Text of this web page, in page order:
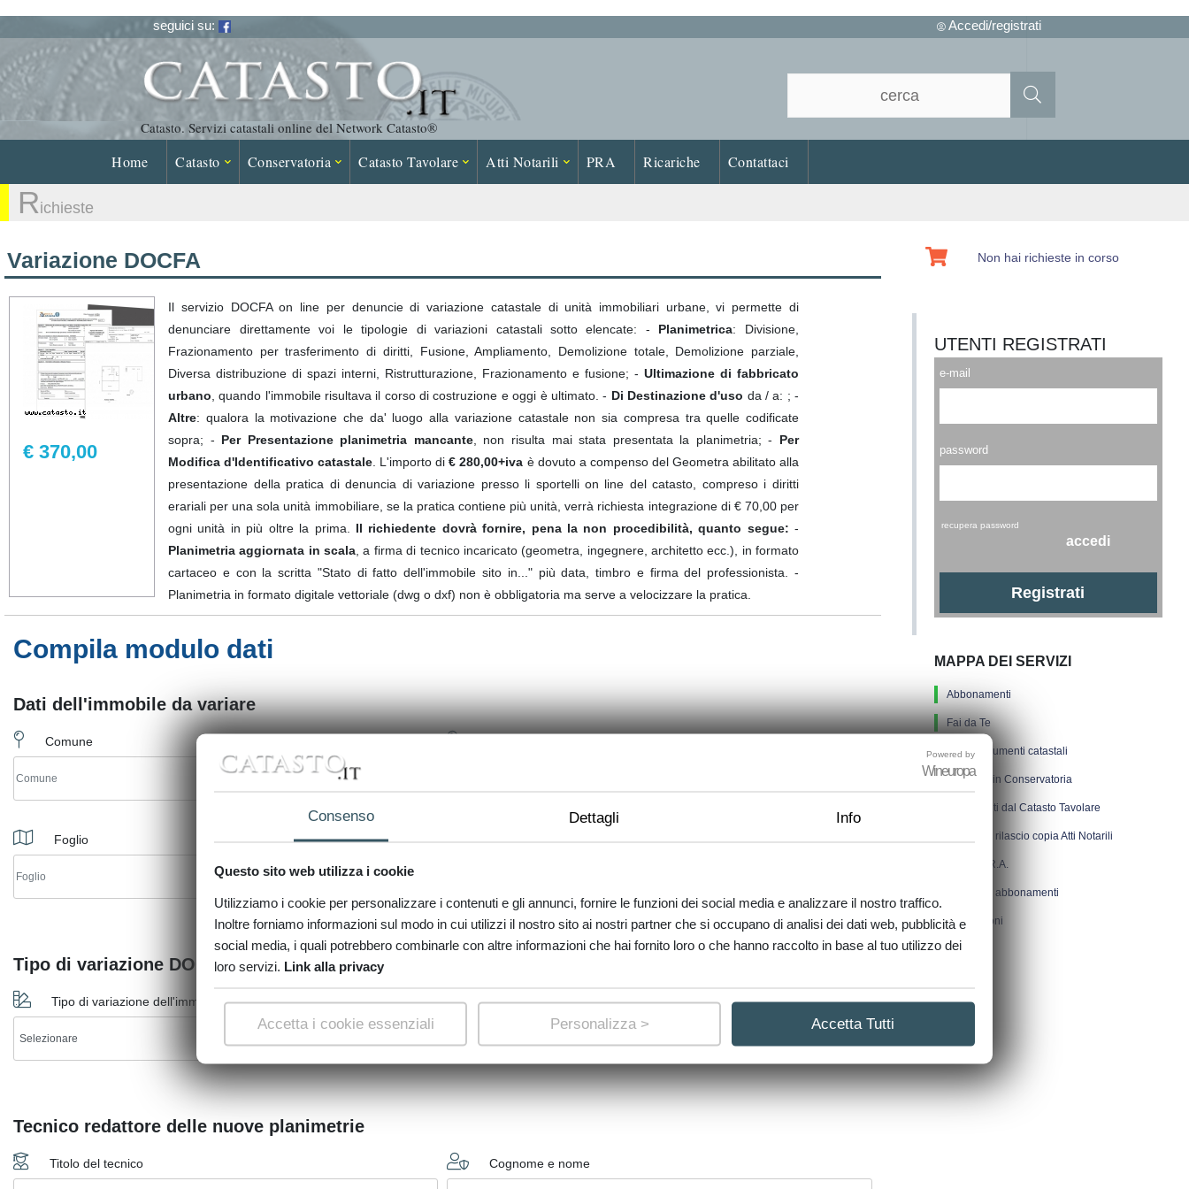
seguici su: Accedi/registrati
Catasto. Servizi catastali online del Network Catasto®
Home Catasto Conservatoria Catasto Tavolare Atti Notarili PRA Ricariche Contattaci
RIchieste
Variazione DOCFA
€ 370,00
Il servizio DOCFA on line per denuncie di variazione catastale di unità immobiliari urbane, vi permette di
denunciare direttamente voi le tipologie di variazioni catastali sotto elencate: - Planimetrica: Divisione,
Frazionamento per trasferimento di diritti, Fusione, Ampliamento, Demolizione totale, Demolizione parziale,
Diversa distribuzione di spazi interni, Ristrutturazione, Frazionamento e fusione; - Ultimazione di fabbricato
urbano , quando l'immobile risultava il corso di costruzione e oggi è ultimato. - Di Destinazione d'uso da / a: ; -
Altre: qualora la motivazione che da' luogo alla variazione catastale non sia compresa tra quelle codificate
sopra; - Per Presentazione planimetria mancante, non risulta mai stata presentata la planimetria; - Per
Modifica d'Identificativo catastale . L'importo di€ 280,00+iva è dovuto a compenso del Geometra abilitato alla
presentazione della pratica di denuncia di variazione presso li sportelli on line del catasto, compreso i diritti
erariali per una sola unità immobiliare, se la pratica contiene più unità, verrà richiesta integrazione di € 70,00 per
ogni unità in più oltre la prima. Il richiedente dovrà fornire, pena la non procedibilità, quanto segue: -
Planimetria aggiornata in scala , a firma di tecnico incaricato (geometra, ingegnere, architetto ecc.), in formato
cartaceo e con la scritta "Stato di fatto dell'immobile sito in..." più data, timbro e firma del professionista. -
Planimetria in formato digitale vettoriale (dwg o dxf) non è obbligatoria ma serve a velocizzare la pratica.
Compila modulo dati
Dati dell'immobile da variare
Comune
Foglio Particella Subalterno
Tipo di variazione DOCFA
Tipo di variazione dell'immobile Altro tipo di variazione
Tecnico redattore delle nuove planimetrie
Titolo del tecnico Cognome e nome
Non hai richieste in corso
UTENTI REGISTRATI
e-mail
password
recupera password
accedi
Registrati
MAPPA DEI SERVIZI
Abbonamenti
Fai da Te
Tutti i documenti catastali
Ispezioni in Conservatoria
Documenti dal Catasto Tavolare
Ricerca e rilascio copia Atti Notarili
Visure P.R.A.
Ricariche abbonamenti
Integrazioni
Powered by
Wineuropa
Consenso Dettagli Info
Questo sito web utilizza i cookie
Utilizziamo i cookie per personalizzare i contenuti e gli annunci, fornire le funzioni dei social media e analizzare il nostro traffico.
Inoltre forniamo informazioni sul modo in cui utilizzi il nostro sito ai nostri partner che si occupano di analisi dei dati web, pubblicità e
social media, i quali potrebbero combinarle con altre informazioni che hai fornito loro o che hanno raccolto in base al tuo utilizzo dei
loro servizi. Link alla privacy
Accetta i cookie essenziali Personalizza > Accetta Tutti